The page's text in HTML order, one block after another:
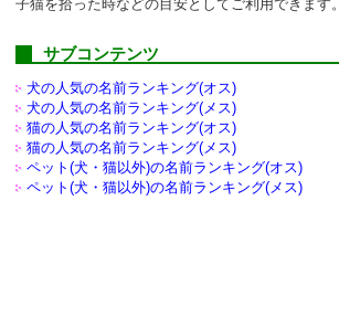
子猫を拾った時などの目安としてご利用できます。
サブコンテンツ
犬の人気の名前ランキング(オス)
犬の人気の名前ランキング(メス)
猫の人気の名前ランキング(オス)
猫の人気の名前ランキング(メス)
ペット(犬・猫以外)の名前ランキング(オス)
ペット(犬・猫以外)の名前ランキング(メス)